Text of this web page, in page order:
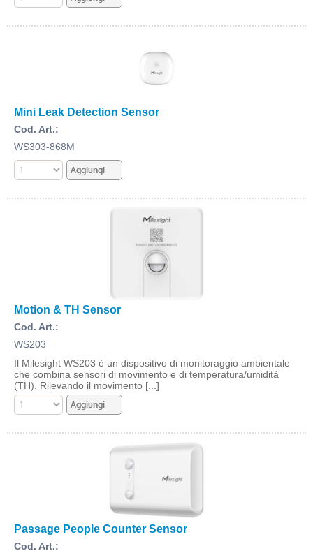
Mini Leak Detection Sensor
Cod. Art.:
WS303-868M
Motion & TH Sensor
Cod. Art.:
WS203
Il Milesight WS203 è un dispositivo di monitoraggio ambientale
che combina sensori di movimento e di temperatura/umidità
(TH). Rilevando il movimento [...]
Passage People Counter Sensor
Cod. Art.: